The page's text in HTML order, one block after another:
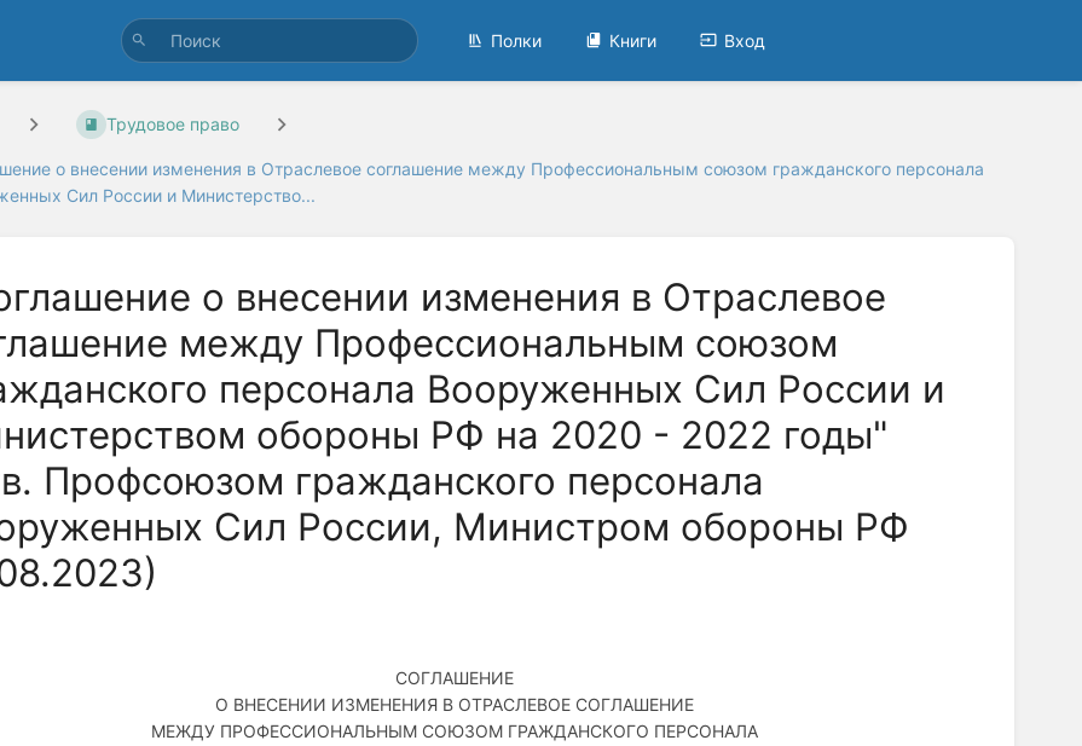
Полки Книги Вход
Трудовое право
о внесении изменения в Отраслевое соглашение между Профессиональным союзом гражданского персонала
Сил России и Министерство...
о внесении изменения в Отраслевое
между Профессиональным союзом
персонала Вооруженных Сил России и
обороны РФ на 2020 - 2022 годы"
Профсоюзом гражданского персонала
Сил России, Министром обороны РФ
СОГЛАШЕНИЕ
О ВНЕСЕНИИ ИЗМЕНЕНИЯ В ОТРАСЛЕВОЕ СОГЛАШЕНИЕ
МЕЖДУ ПРОФЕССИОНАЛЬНЫМ СОЮЗОМ ГРАЖДАНСКОГО ПЕРСОНАЛА